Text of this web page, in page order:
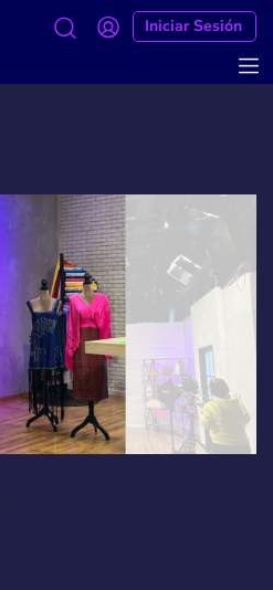
Iniciar Sesión